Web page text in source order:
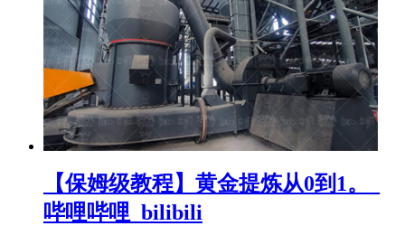
【保姆级教程】黄金提炼从0到1。_
哔哩哔哩_bilibili